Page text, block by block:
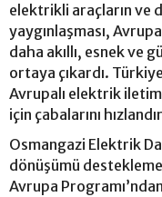
elektrikli araçların ve
yaygınlaşması,
daha akıllı, esnek ve
ortaya çıkardı.
Avrupalı elektrik
için çabalarını
Osmangazi Elektrik
dönüşümü
Avrupa